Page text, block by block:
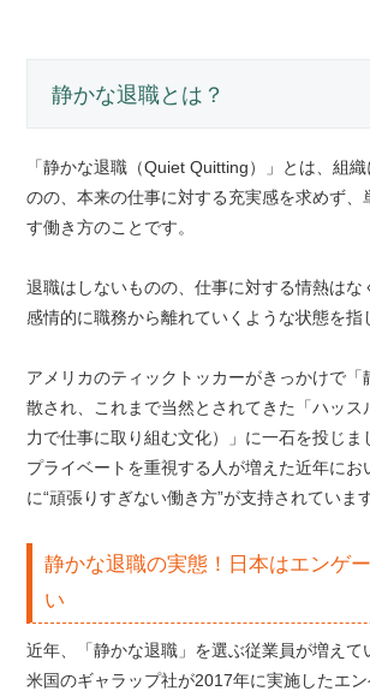
静かな退職とは？
「静かな退職（Quiet Quitting）」とは、組
のの、本来の仕事に対する充実感を求めず、
す働き方のことです。
退職はしないものの、仕事に対する情熱はな
感情的に職務から離れていくような状態を指
アメリカのティックトッカーがきっかけで「
散され、これまで当然とされてきた「ハッス
力で仕事に取り組む文化）」に一石を投じま
プライベートを重視する人が増えた近年にお
に“頑張りすぎない働き方”が支持されています
静かな退職の実態！日本はエンゲ
い
近年、「静かな退職」を選ぶ従業員が増えて
米国のギャラップ社が2017年に実施したエ